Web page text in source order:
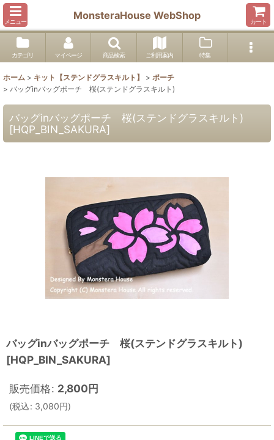
メニュー
MonsteraHouse WebShop
カート
カテゴリ マイページ 商品検索 ご利用案内 特集
ホーム > キット【ステンドグラスキルト】 > ポーチ
> バッグinバッグポーチ 桜(ステンドグラスキルト)
バッグinバッグポーチ 桜(ステンドグラスキルト)
[HQP_BIN_SAKURA]
バッグinバッグポーチ 桜(ステンドグラスキルト)
[HQP_BIN_SAKURA]
販売価格: 2,800円
(税込: 3,080円)